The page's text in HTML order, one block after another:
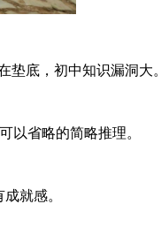
底，初中知识漏洞大。
省略的简略推理。
就感。